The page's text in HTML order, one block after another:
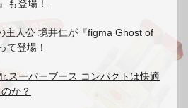
も登場！
主人公 境井仁が『figma Ghost of
て登場！
スーパーブース コンパクトは快適
か？